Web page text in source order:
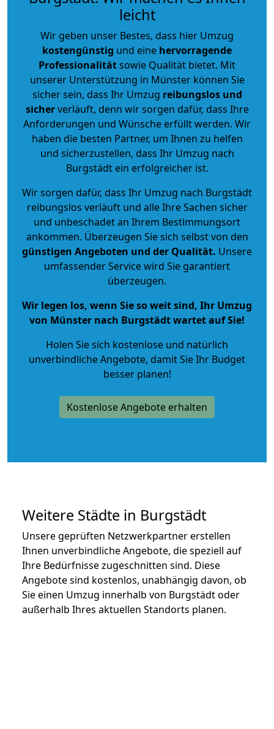
leicht
Wir geben unser Bestes, dass hier Umzug
kostengünstig und eine hervorragende
Professionalitätsowie Qualität bietet. Mit
unserer Unterstützung in Münster können Sie
sicher sein, dass Ihr Umzug reibungslos und
sicherverläuft, denn wir sorgen dafür, dass Ihre
Anforderungen und Wünsche erfüllt werden. Wir
haben die besten Partner, um Ihnen zu helfen
und sicherzustellen, dass Ihr Umzug nach
Burgstädt ein erfolgreicher ist.
Wir sorgen dafür, dass Ihr Umzug nach Burgstädt
reibungslos verläuft und alle Ihre Sachen sicher
und unbeschadet an Ihrem Bestimmungsort
ankommen. Überzeugen Sie sich selbst von den
günstigen Angeboten und der Qualität. Unsere
umfassender Service wird Sie garantiert
überzeugen.
Wir legen los, wenn Sie so weit sind, Ihr Umzug
von Münster nach Burgstädt wartet auf Sie!
Holen Sie sich kostenlose und natürlich
unverbindliche Angebote, damit Sie Ihr Budget
besser planen!
Kostenlose Angebote erhalten
Weitere Städte in Burgstädt
Unsere geprüften Netzwerkpartner erstellen
Ihnen unverbindliche Angebote, die speziell auf
Ihre Bedürfnisse zugeschnitten sind. Diese
Angebote sind kostenlos, unabhängig davon, ob
Sie einen Umzug innerhalb von Burgstädt oder
außerhalb Ihres aktuellen Standorts planen.